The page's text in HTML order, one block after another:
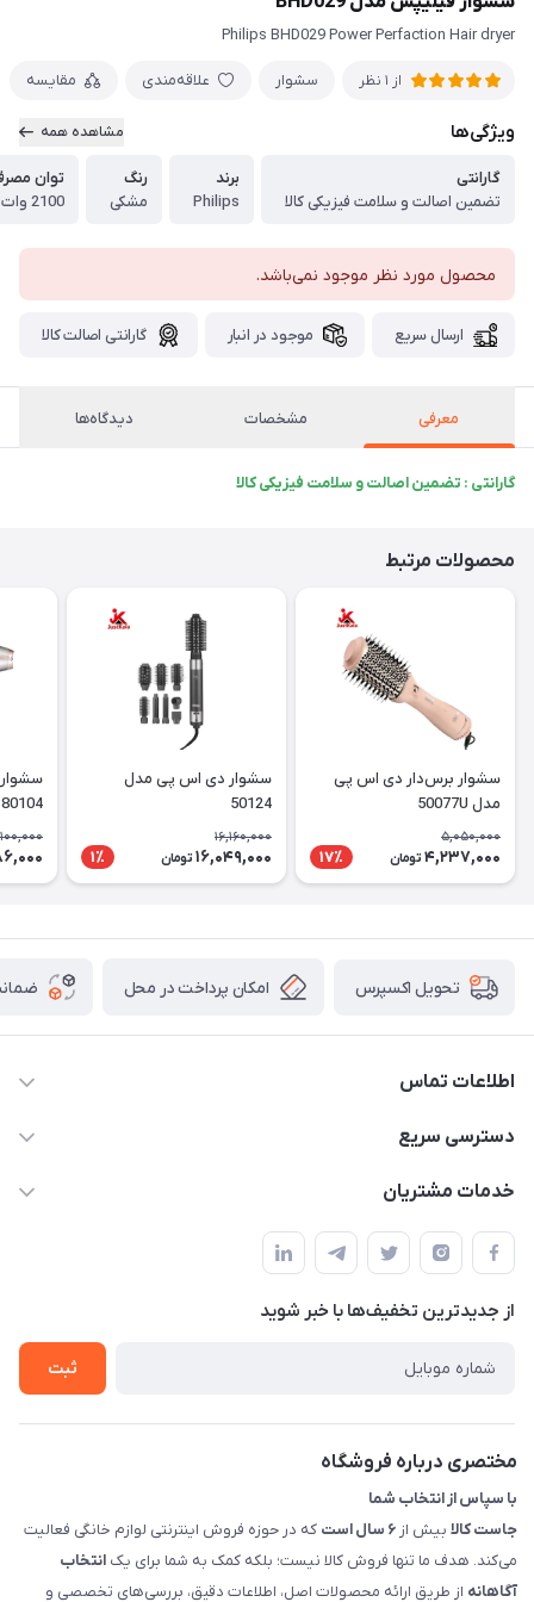
Philips BHD029 Power Perfaction Hair dryer
از 1 نظر سشوار علاقه‌مندی مقایسه
ویژگی‌ها مشاهده همه
گارانتی
تضمین اصالت و سلامت فیزیکی کالا
برند
Philips
رنگ
مشکی
توان
2100 وات
محصول مورد نظر موجود نمی‌باشد.
ارسال سریع موجود در انبار گارانتی اصالت کالا
معرفی مشخصات دیدگاه‌ها
گارانتی : تضمین اصالت و سلامت فیزیکی کالا
محصولات مرتبط
سشوار برس‌دار دی اس پی
مدل 50077U
5,050,000
4,237,000 تومان 17٪
سشوار دی اس پی مدل
50124
16,160,000
16,049,000 تومان 1٪
تحویل اکسپرس امکان پرداخت در محل
اطلاعات تماس
09398557137
سمت چپ (فروشگاه صوتی عباسی) - "تحویل حضوری فقط با
هماهنگی"
دسترسی سریع
لیست محصولات
حساب کاربری
تماس با ما
خدمات مشتریان
راهنما
پرسش های شما
شرایط و ضوابط گارانتی
روش های بازگرداندن کالا
از جدید‌ترین تخفیف‌ها با‌ خبر شوید
ثبت
مختصری درباره فروشگاه
با سپاس از انتخاب شما
جاست کالا بیش از ۶ سال است
که در حوزه فروش اینترنتی لوازم خانگی فعالیت
می‌کند. هدف ما تنها فروش کالا نیست؛ بلکه کمک به شما برای یک انتخاب
آگاهانه از طریق ارائه محصولات اصل، اطلاعات دقیق، بررسی‌های تخصصی و